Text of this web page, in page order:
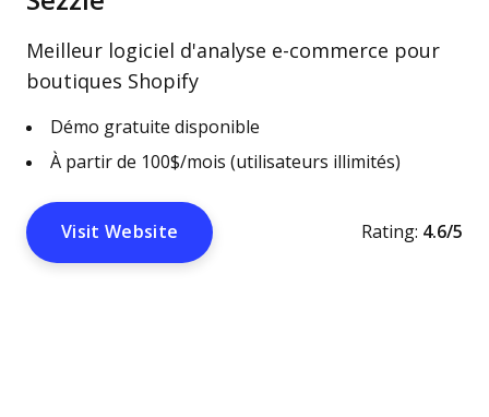
Meilleur logiciel d'analyse e-commerce pour
boutiques Shopify
Démo gratuite disponible
À partir de 100$/mois (utilisateurs illimités)
Visit Website Rating: 4.6/5